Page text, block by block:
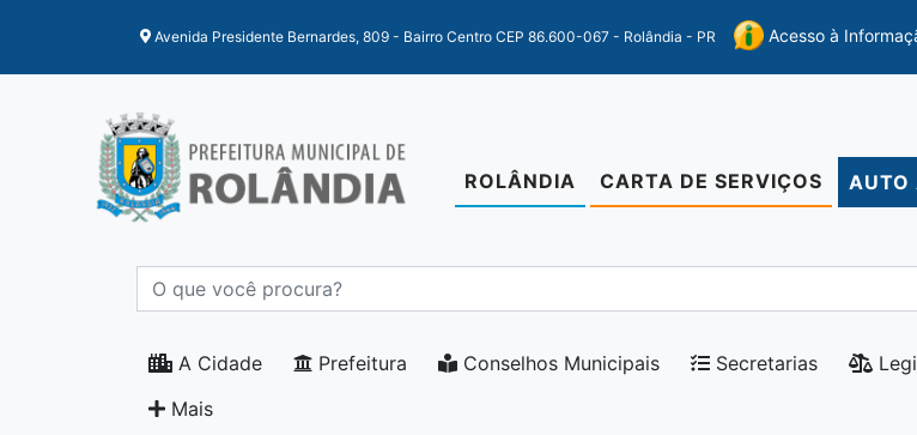
Avenida Presidente Bernardes, 809 - Bairro Centro CEP 86.600-067 - Rolândia - PR Acesso à
ROLÂNDIA CARTA DE SERVIÇOS AUTO
A Cidade Prefeitura Conselhos Municipais Secretarias
Mais